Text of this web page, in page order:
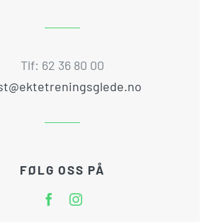
Tlf: 62 36 80 00
FØLG OSS PÅ